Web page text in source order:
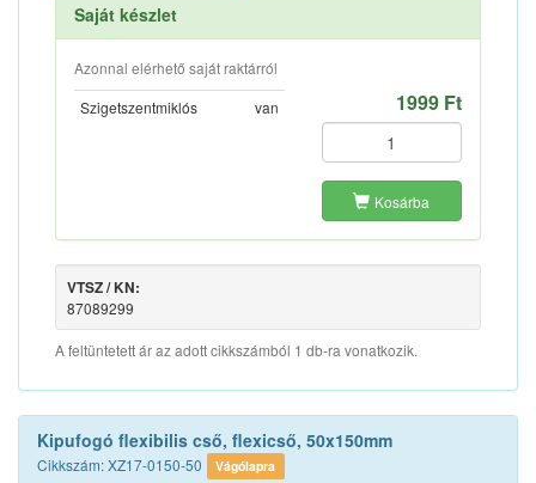
Saját készlet
Azonnal elérhető saját raktárról
Szigetszentmiklós
van 1999 Ft
Kosárba
VTSZ / KN:
87089299
A feltüntetett ár az adott cikkszámból 1 db-ra vonatkozik.
Kipufogó flexibilis cső, flexicső, 50x150mm
Cikkszám: XZ17-0150-50 Vágólapra